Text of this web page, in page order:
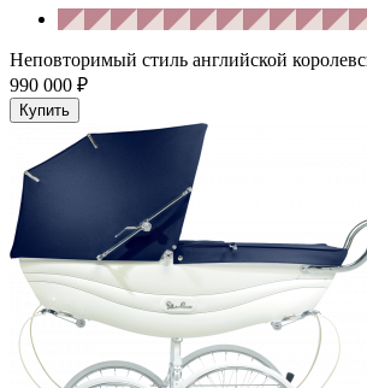
Неповторимый стиль английской
990 000 ₽
Купить